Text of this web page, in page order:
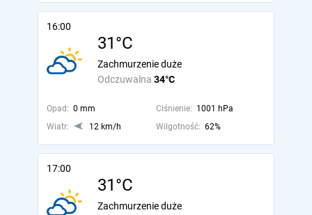
16:00
31°C
Odczuwalna 34°C
Zachmurzenie duże
Opad: 0 mm Ciśnienie: 1001 hPa
Wiatr:
12 km/h Wilgotność: 62%
17:00
31°C
Zachmurzenie duże